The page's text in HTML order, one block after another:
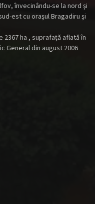
învecinându-se la nord şi
est cu oraşul Bragadiru şi
2367 ha , suprafaţă aflată în
General din august 2006